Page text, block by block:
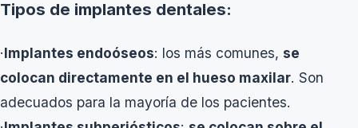
Tipos de implantes dentales:
·Implantes endoóseos: los más comunes, se
colocan directamente en el hueso maxilar. Son
adecuados para la mayoría de los pacientes.